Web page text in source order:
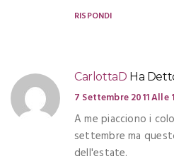
RISPONDI
CarlottaD Ha
7 Settembre 2011 Alle
A me piacciono i
settembre ma
dell'estate.